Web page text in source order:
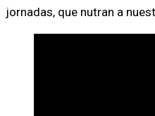
jornadas, que nutran a